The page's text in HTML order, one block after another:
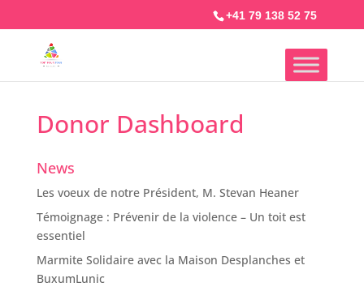
+41 79 138 52 75
Donor Dashboard
News
Les voeux de notre Président, M. Stevan Heaner
Témoignage : Prévenir de la violence – Un toit est
essentiel
Marmite Solidaire avec la Maison Desplanches et
BuxumLunic